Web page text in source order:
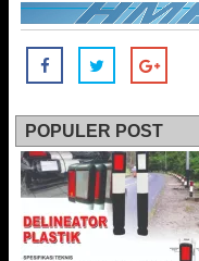
POPULER POST